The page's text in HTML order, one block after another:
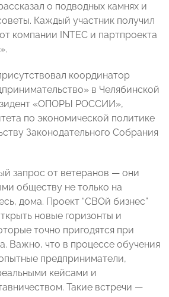
о подводных камнях и
Каждый участник получил
компании INTEC и партпроекта
координатор
в Челябинской
«ОПОРЫ РОССИИ»,
по экономической политике
Законодательного Собрания
запрос от ветеранов — они
обществу не только на
дома. Проект “СВОй бизнес”
новые горизонты и
точно пригодятся при
Важно, что в процессе обучения
предприниматели,
кейсами и
Такие встречи —